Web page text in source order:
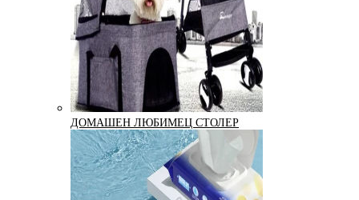
ДОМАШЕН ЛЮБИМЕЦ СТОЛЕР